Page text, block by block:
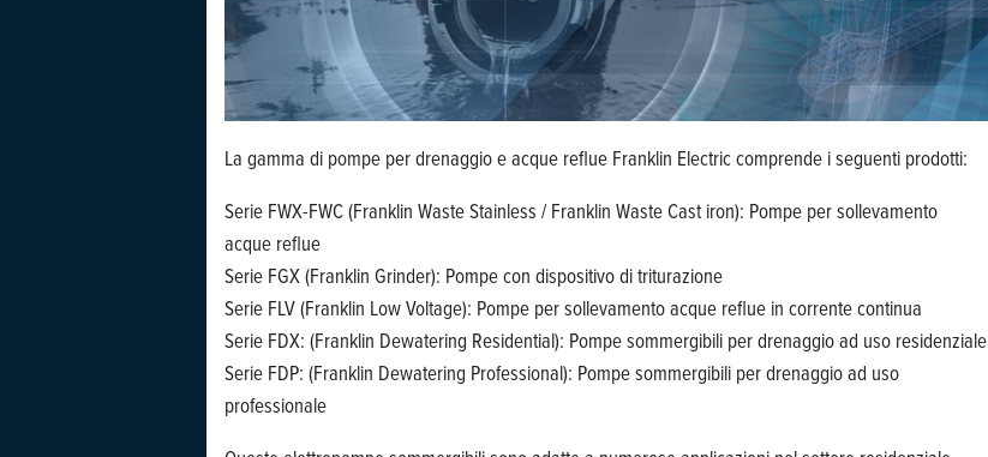
La gamma di pompe per drenaggio e acque reflue Franklin Electric comprende i seguenti prodotti:
Serie FWX-FWC (Franklin Waste Stainless / Franklin Waste Cast iron): Pompe per sollevamento
acque reflue
Serie FGX (Franklin Grinder): Pompe con dispositivo di triturazione
Serie FLV (Franklin Low Voltage): Pompe per sollevamento acque reflue in corrente continua
Serie FDX: (Franklin Dewatering Residential): Pompe sommergibili per drenaggio ad uso residenziale
Serie FDP: (Franklin Dewatering Professional): Pompe sommergibili per drenaggio ad uso
professionale